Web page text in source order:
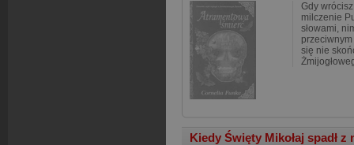
Gdy
milczenie
słowami,
się nie
Kiedy Święty Mikołaj spadł z